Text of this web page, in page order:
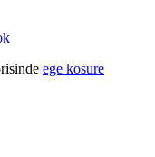
ege kosure